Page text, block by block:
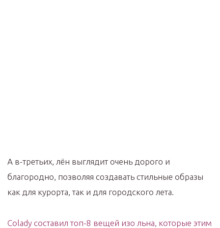
А в-третьих, лён выглядит очень дорого и
благородно, позволяя создавать стильные образы
как для курорта, так и для городского лета.
Colady составил топ-8 вещей изо льна, которые этим